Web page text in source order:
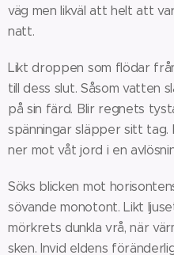
väg men likväl att helt att
natt.
Likt droppen som flödar
till dess slut. Såsom vatten
på sin färd. Blir regnets
spänningar släpper sitt
ner mot våt jord i en
Söks blicken mot
sövande monotont. Likt
mörkrets dunkla vrå, när
sken. Invid eldens